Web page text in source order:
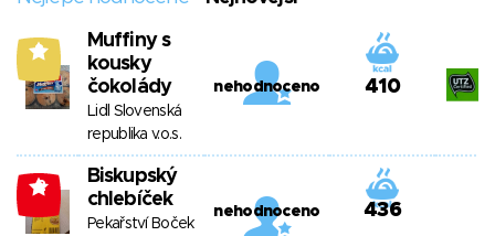
8
Muffiny s
kousky
čokolády
Lidl Slovenská
republika v.o.s.
nehodnoceno 410
-2
Biskupský
chlebíček
Pekařství Boček
nehodnoceno 436